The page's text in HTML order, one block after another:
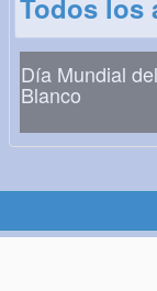
Día Mundial
Blanco